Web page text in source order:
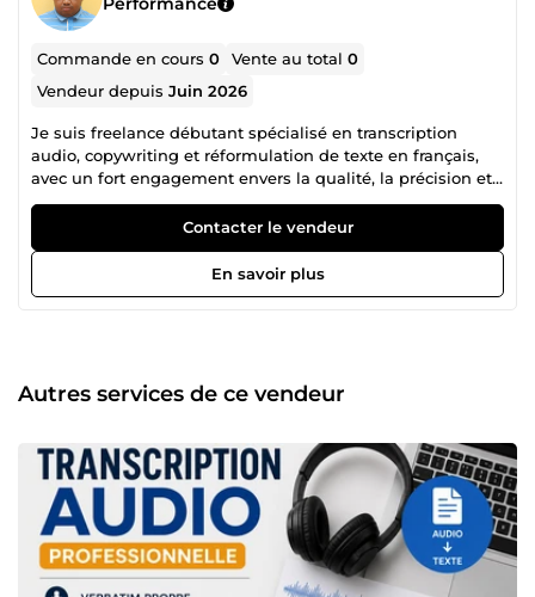
Commande en cours0 Vente au total0
Vendeur depuisJuin 2026
Je suis freelance débutant spécialisé en transcription
audio, copywriting et réformulation de texte en français,
avec un fort engagement envers la qualité, la précision et
la clarté. En tant que personne mal-voyante, je travaille
efficacement grâce à des matériels et logiciels adaptés.
Cette spécificité renforce ma concentration, mon sens de
l’écoute et mon attention aux détails, des qualités
essentielles pour fournir un travail fiable et soigné.
l’amélioration de contenus clairs, fluides et convaincants.
Mes services : Transcription audio et vidéo en français
web…) Réformulation de textes pour plus de clarté et
d’impact Relecture, correction et mise en forme de
documents Mes points forts : Excellente capacité d’écoute
et de concentration Très bonne maîtrise du français écrit
Travail sérieux, précis et soigné Respect des délais
Communication claire et professionnelle Même en tant
que débutant, je suis motivé à fournir un service de
Contacter le vendeur
En savoir plus
Autres services de ce vendeur